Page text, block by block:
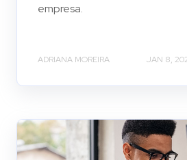
empresa.
ADRIANA MOREIRA JAN 8,